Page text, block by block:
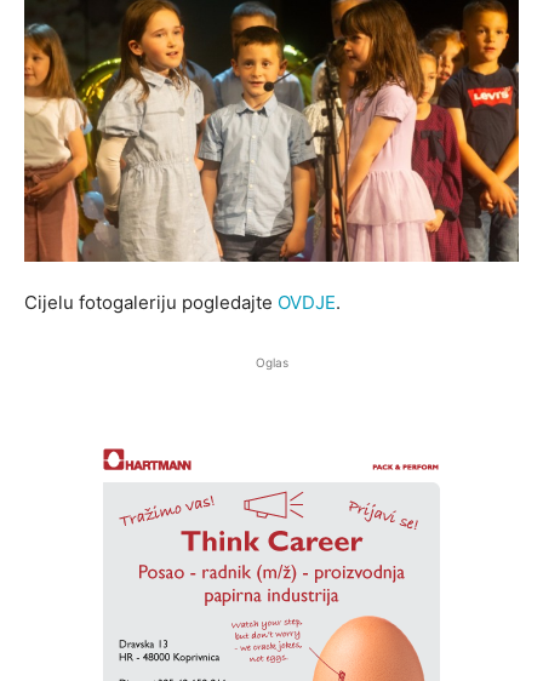
Cijelu fotogaleriju pogledajte OVDJE.
Oglas